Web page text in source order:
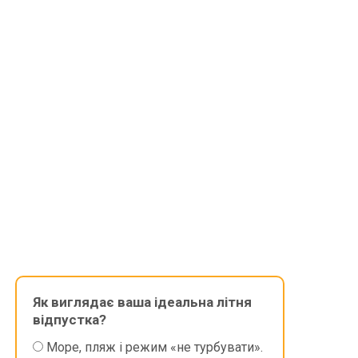
Як виглядає ваша ідеальна літня
відпустка?
Море, пляж і режим «не турбувати».